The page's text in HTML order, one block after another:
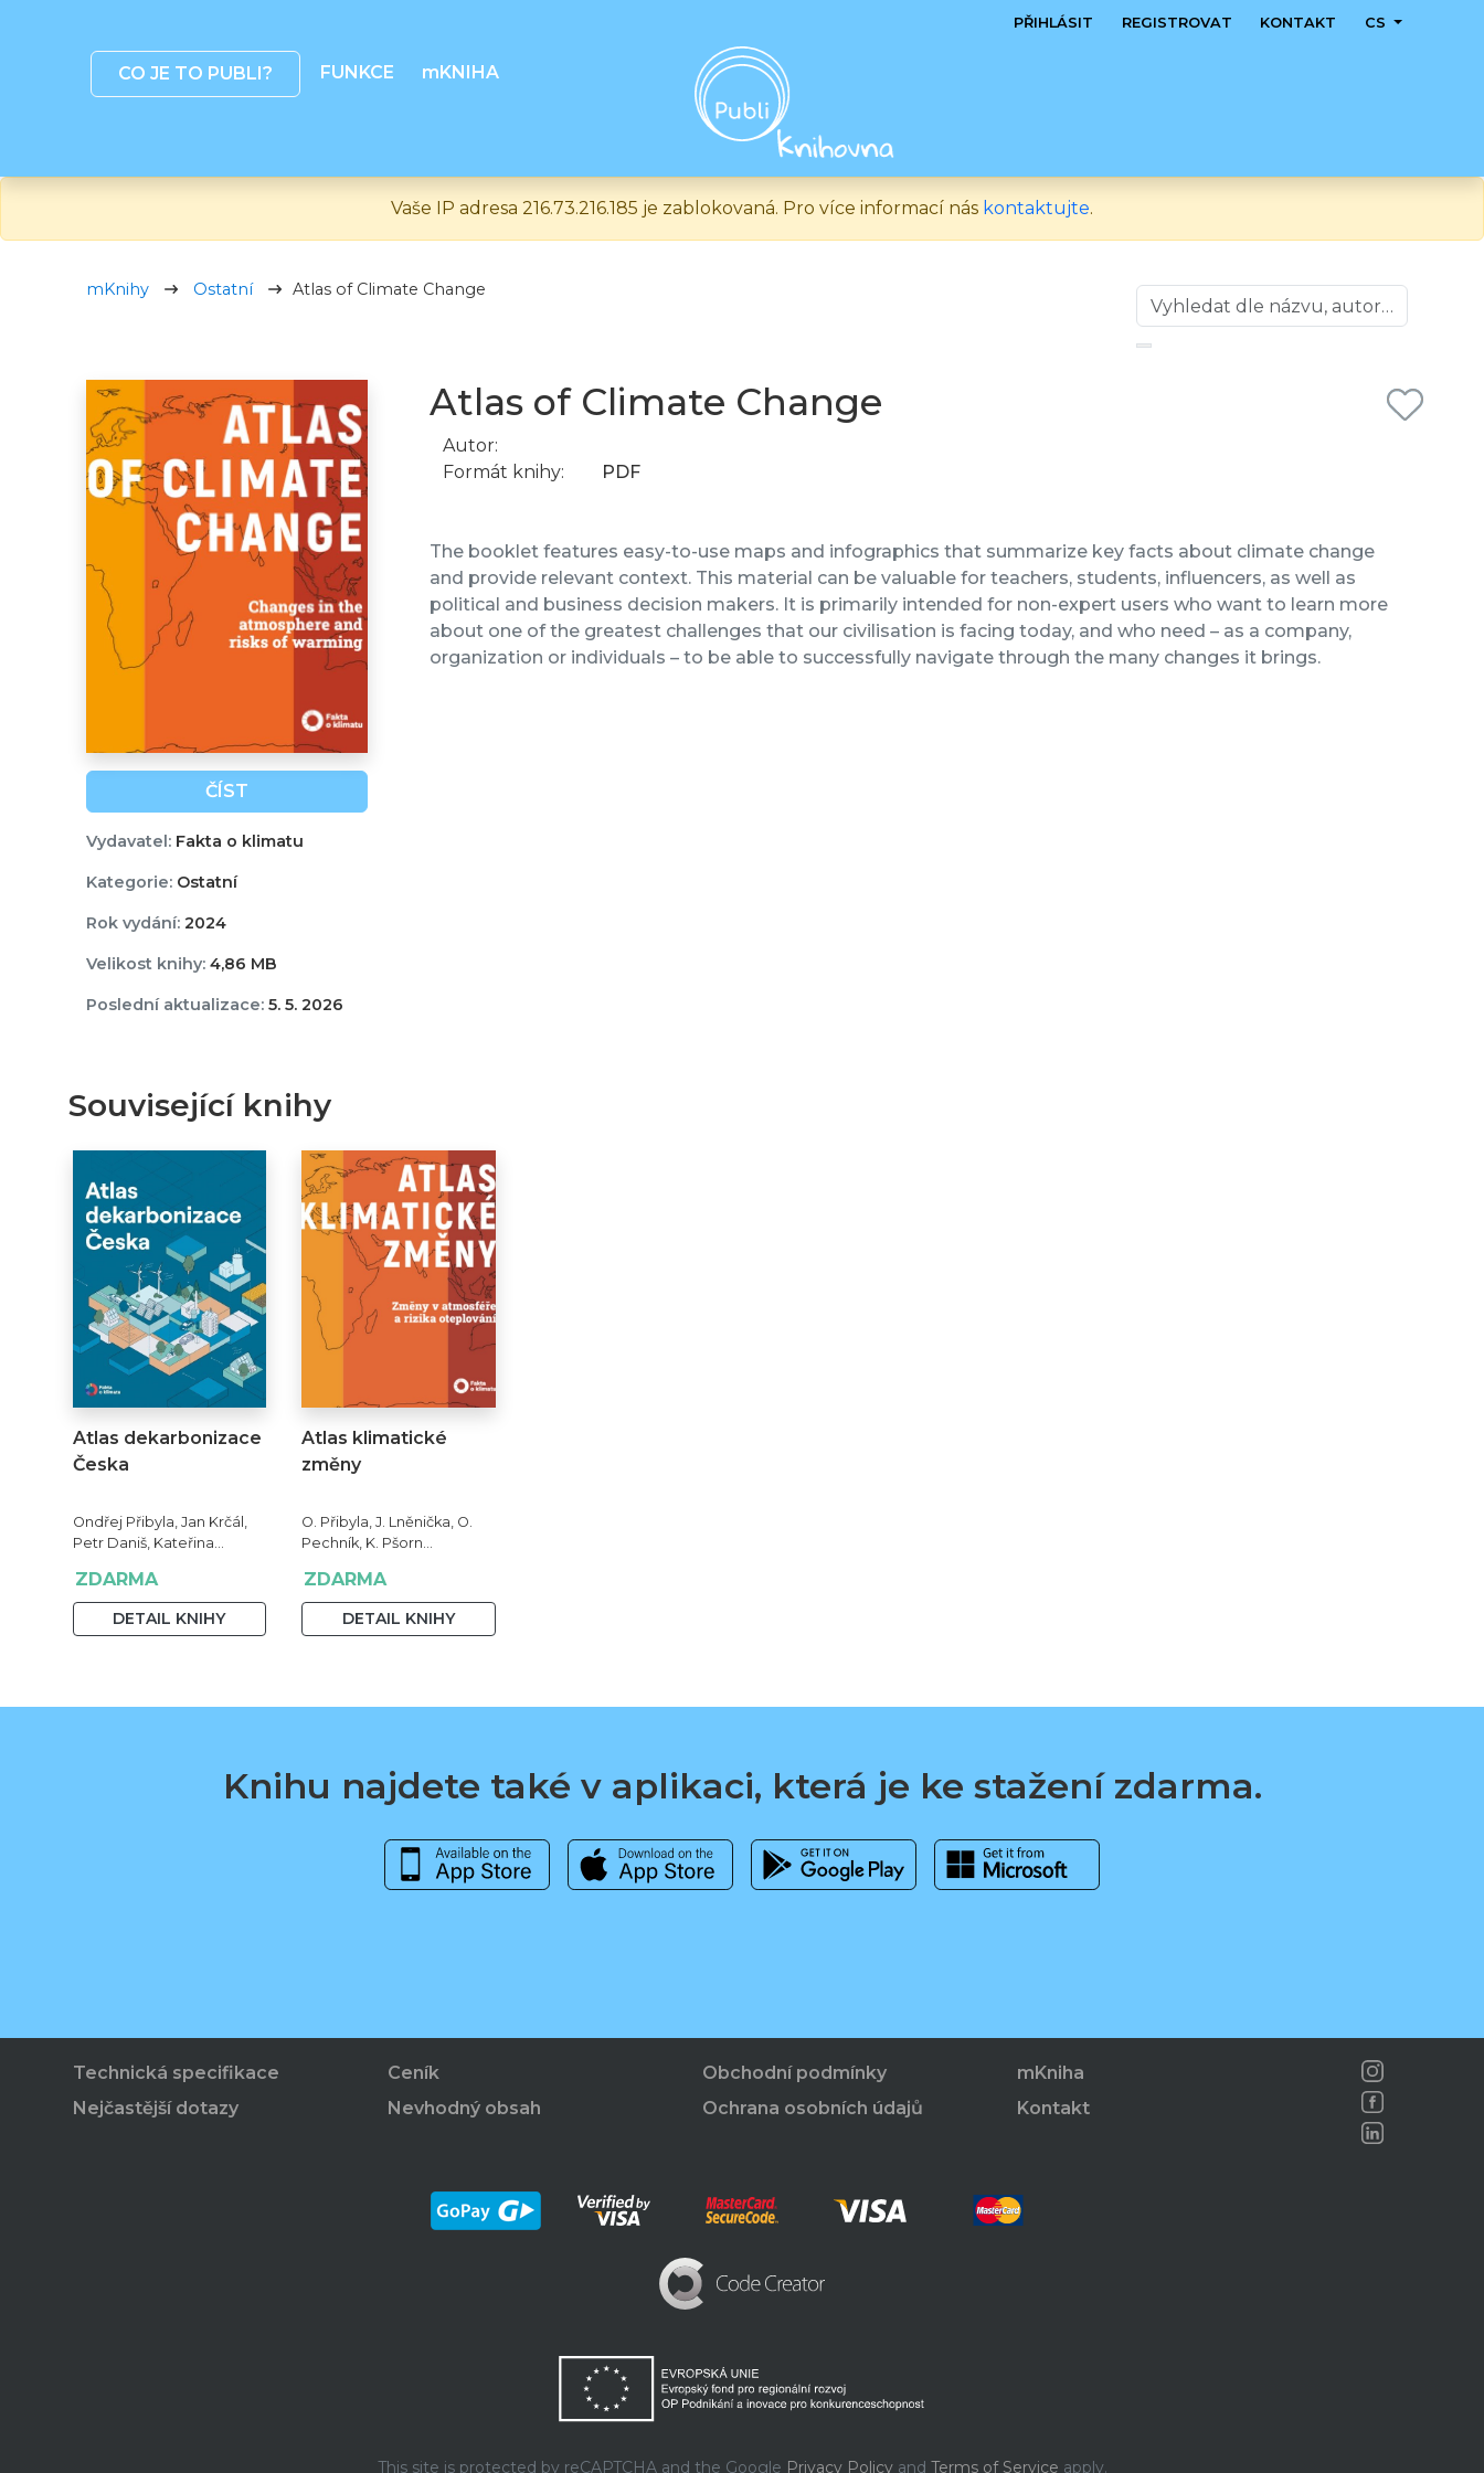
CO JE TO PUBLI? FUNKCE mKNIHA
PŘIHLÁSIT REGISTROVAT KONTAKT CS
Vaše IP adresa 216.73.216.185 je zablokovaná. Pro více informací nás kontaktujte.
mKnihy Ostatní Atlas of Climate Change
ČÍST
Vydavatel:Fakta o klimatu
Kategorie:Ostatní
Rok vydání:2024
Velikost knihy:4,86 MB
Poslední aktualizace:5. 5. 2026
Atlas of Climate Change
Autor:
Formát knihy:
PDF
The booklet features easy-to-use maps and infographics that summarize key facts about climate change
and provide relevant context. This material can be valuable for teachers, students, influencers, as well as
political and business decision makers. It is primarily intended for non-expert users who want to learn more
about one of the greatest challenges that our civilisation is facing today, and who need – as a company,
organization or individuals – to be able to successfully navigate through the many changes it brings.
Související knihy
Atlas dekarbonizace
Česka
Ondřej Přibyla, Jan Krčál,
Petr Daniš, Kateřina
Alexandra Snováková
ZDARMA
DETAIL KNIHY
Atlas klimatické
změny
O. Přibyla, J. Lněnička, O.
Pechník, K. Pšorn
ZDARMA
DETAIL KNIHY
Knihu najdete také v aplikaci, která je ke stažení zdarma.
Technická specifikace
Nejčastější dotazy
Ceník
Nevhodný obsah
Obchodní podmínky
Ochrana osobních údajů
mKniha
Kontakt
This site is protected by reCAPTCHA and the Google Privacy Policyand Terms of Service apply.